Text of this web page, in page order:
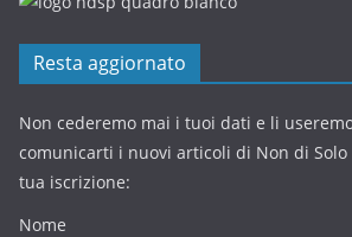
Resta aggiornato
Non cederemo mai i tuoi dati e li
comunicarti i nuovi articoli di Non di Solo
tua iscrizione:
Nome